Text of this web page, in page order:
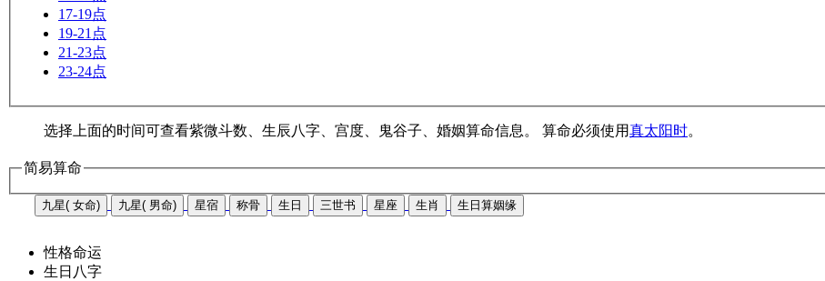
17-19点
19-21点
21-23点
23-24点
选择上面的时间可查看紫微斗数、生辰八字、宫度、鬼谷子、婚姻算命信息。 算命必须使用真太阳时。
简易算命
九星( 女命) 九星( 男命) 星宿 称骨 生日 三世书 星座 生肖 生日算姻缘
性格命运
生日八字